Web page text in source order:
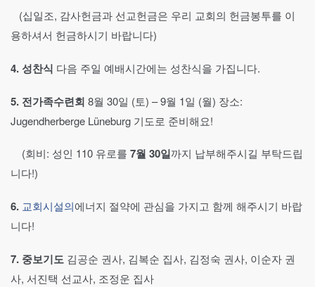
(십일조, 감사헌금과 선교헌금은 우리 교회의 헌금봉투를 이
용하셔서 헌금하시기 바랍니다)
4.성찬식 다음 주일 예배시간에는 성찬식을 가집니다.
5. 전가족수련회 8월 30일 (토) – 9월 1일 (월) 장소:
Jugendherberge Lüneburg 기도로 준비해요!
(회비: 성인 110 유로를 7월 30일까지 납부해주시길 부탁드립
니다!)
6. 교회시설의에너지 절약에 관심을 가지고 함께 해주시기 바랍
니다!
7. 중보기도 김공순 권사, 김복순 집사, 김정숙 권사, 이순자 권
사, 서진택 선교사, 조정운 집사